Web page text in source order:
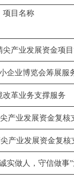
项目名称
尖产业发展资金项
企业博览会筹展服
改革业务支撑服务
产业发展资金复核
产业发展资金复核
实做人，守信做事